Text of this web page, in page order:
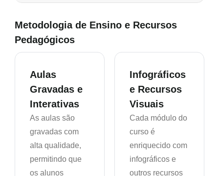
Metodologia de Ensino e Recursos
Pedagógicos
Aulas
Gravadas e
Interativas
As aulas são
gravadas com
alta qualidade,
permitindo que
os alunos
Infográficos
e Recursos
Visuais
Cada módulo do
curso é
enriquecido com
infográficos e
outros recursos